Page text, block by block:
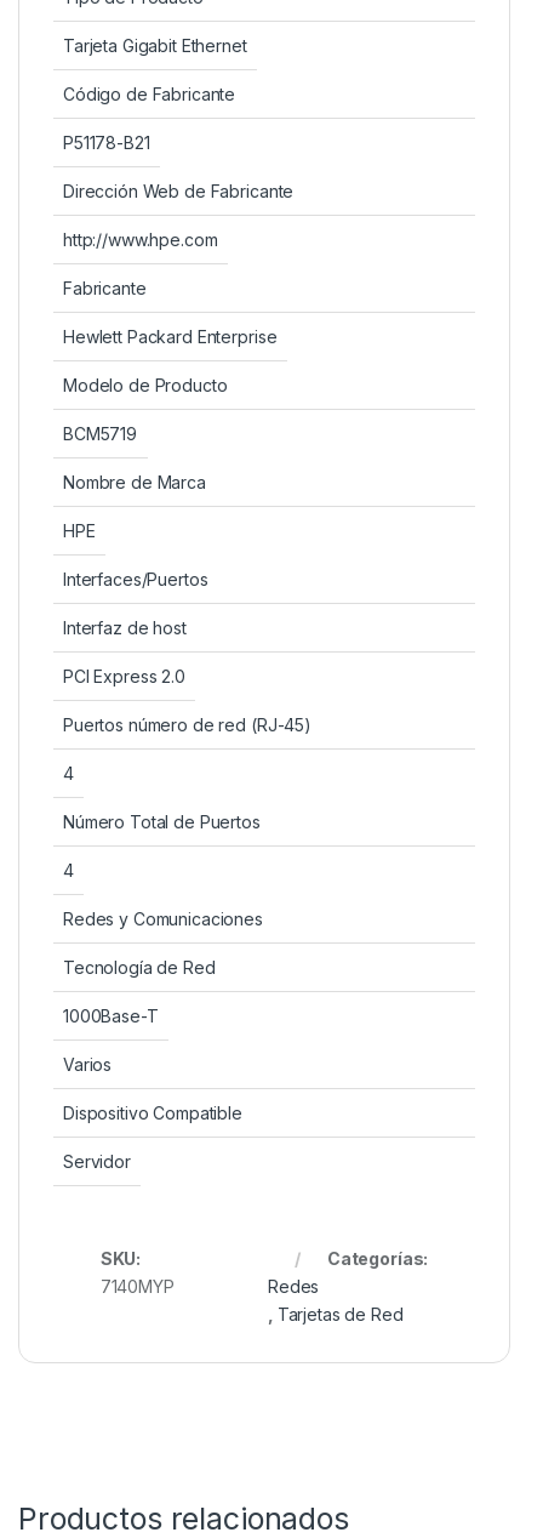
Tarjeta Gigabit Ethernet
Código de Fabricante
P51178-B21
Dirección Web de Fabricante
http://www.hpe.com
Fabricante
Hewlett Packard Enterprise
Modelo de Producto
BCM5719
Nombre de Marca
HPE
Interfaces/Puertos
Interfaz de host
PCI Express 2.0
Puertos número de red (RJ-45)
4
Número Total de Puertos
4
Redes y Comunicaciones
Tecnología de Red
1000Base-T
Varios
Dispositivo Compatible
Servidor
SKU:
7140MYP
Categorías:
Redes
Tarjetas de Red
Productos relacionados